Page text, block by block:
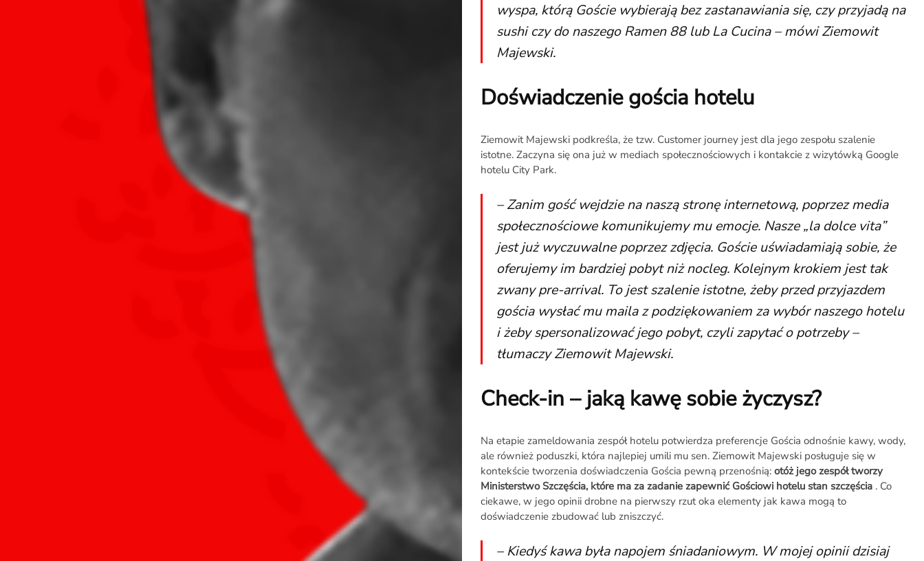
O
Raporcie
Redakcja
Kontakt
Newsletter
RR.pl
wyspa, którą Goście wybierają bez zastanawiania się, czy przyjadą na
sushi czy do naszego Ramen 88 lub La Cucina – mówi Ziemowit
Majewski.
Doświadczenie gościa hotelu
Ziemowit Majewski podkreśla, że tzw. Customer journey jest dla jego zespołu szalenie
istotne. Zaczyna się ona już w mediach społecznościowych i kontakcie z wizytówką Google
hotelu City Park.
– Zanim gość wejdzie na naszą stronę internetową, poprzez media
społecznościowe komunikujemy mu emocje. Nasze „la dolce vita”
jest już wyczuwalne poprzez zdjęcia. Goście uświadamiają sobie, że
oferujemy im bardziej pobyt niż nocleg. Kolejnym krokiem jest tak
zwany pre-arrival. To jest szalenie istotne, żeby przed przyjazdem
gościa wysłać mu maila z podziękowaniem za wybór naszego hotelu
i żeby spersonalizować jego pobyt, czyli zapytać o potrzeby –
tłumaczy Ziemowit Majewski.
Check-in – jaką kawę sobie życzysz?
Na etapie zameldowania zespół hotelu potwierdza preferencje Gościa odnośnie kawy, wody,
ale również poduszki, która najlepiej umili mu sen. Ziemowit Majewski posługuje się w
kontekście tworzenia doświadczenia Gościa pewną przenośnią: otóż jego zespół tworzy
Ministerstwo Szczęścia, które ma za zadanie zapewnić Gościowi hotelu stan szczęścia . Co
ciekawe, w jego opinii drobne na pierwszy rzut oka elementy jak kawa mogą to
doświadczenie zbudować lub zniszczyć.
– Kiedyś kawa była napojem śniadaniowym. W mojej opinii dzisiaj